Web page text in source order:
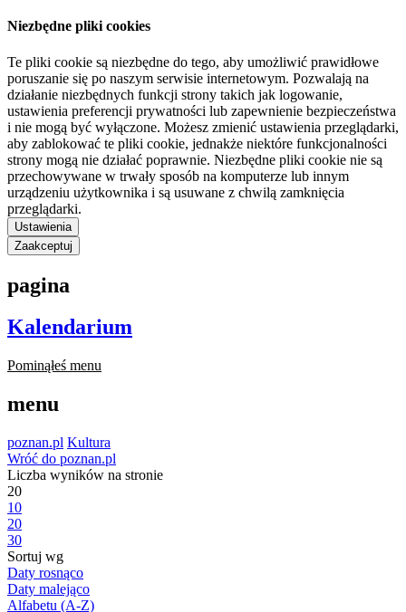
Niezbędne pliki cookies
Te pliki cookie są niezbędne do tego, aby umożliwić prawidłowe
poruszanie się po naszym serwisie internetowym. Pozwalają na
działanie niezbędnych funkcji strony takich jak logowanie,
ustawienia preferencji prywatności lub zapewnienie bezpieczeństwa
i nie mogą być wyłączone. Możesz zmienić ustawienia przeglądarki,
aby zablokować te pliki cookie, jednakże niektóre funkcjonalności
strony mogą nie działać poprawnie. Niezbędne pliki cookie nie są
przechowywane w trwały sposób na komputerze lub innym
urządzeniu użytkownika i są usuwane z chwilą zamknięcia
przeglądarki.
Ustawienia
Zaakceptuj
pagina
Kalendarium
Pominąłeś menu
menu
poznan.pl Kultura
Wróć do poznan.pl
Liczba wyników na stronie
20
10
20
30
Sortuj wg
Daty rosnąco
Daty malejąco
Alfabetu (A-Z)